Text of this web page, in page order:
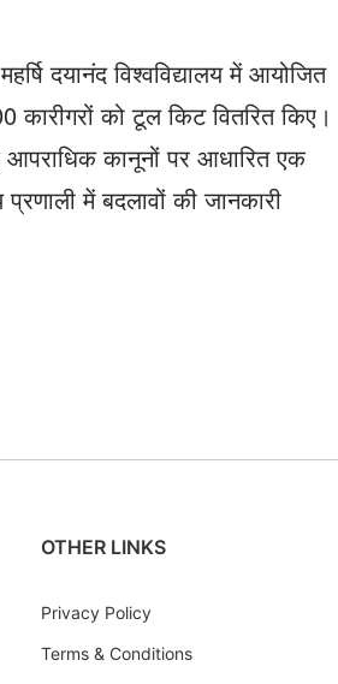
दयानंद विश्वविद्यालय में आयोजित
कारीगरों को टूल किट वितरित किए।
आपराधिक कानूनों पर आधारित एक
में बदलावों की जानकारी
OTHER LINKS
Privacy Policy
Terms & Conditions